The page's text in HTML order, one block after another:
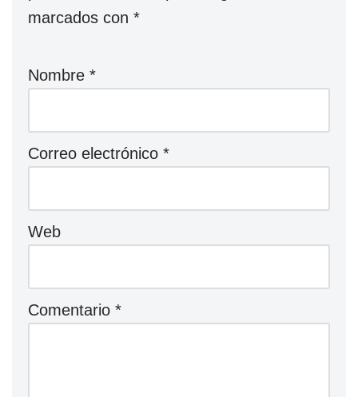
marcados con *
Nombre *
Correo electrónico *
Web
Comentario *